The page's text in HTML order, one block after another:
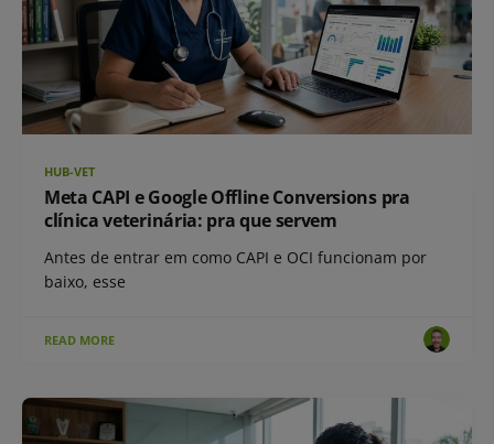
HUB-VET
Meta CAPI e Google Offline Conversions pra
clínica veterinária: pra que servem
Antes de entrar em como CAPI e OCI funcionam por
baixo, esse
READ MORE